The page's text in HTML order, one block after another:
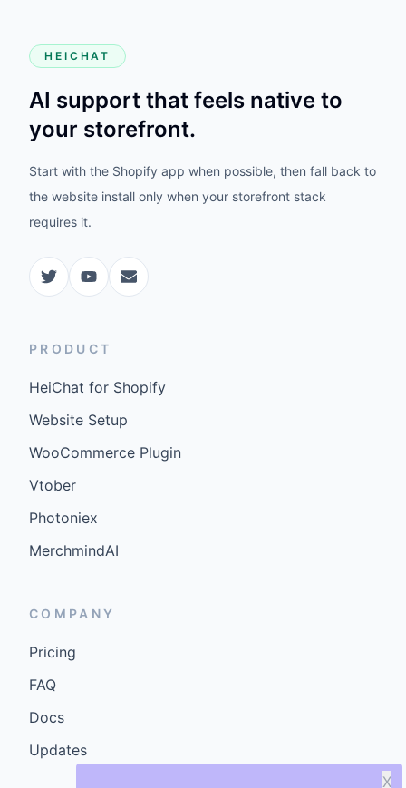
X
HEICHAT
AI support that feels native to
your storefront.
Start with the Shopify app when possible, then fall back to
the website install only when your storefront stack
requires it.
PRODUCT
HeiChat for Shopify
Website Setup
WooCommerce Plugin
Vtober
Photoniex
MerchmindAI
COMPANY
Pricing
FAQ
Docs
Updates